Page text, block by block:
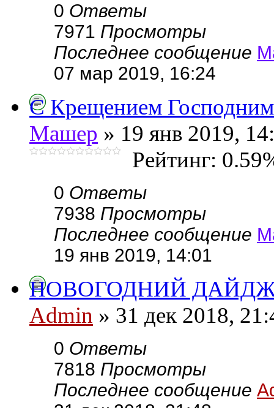
0 Ответы
7971 Просмотры
Последнее сообщение
07 мар 2019, 16:24
С Крещением
Машер » 19 янв 2019,
Рейтинг:
0 Ответы
7938 Просмотры
Последнее сообщение
19 янв 2019, 14:01
НОВОГОДНИЙ
Admin » 31 дек 2018,
0 Ответы
7818 Просмотры
Последнее сообщение